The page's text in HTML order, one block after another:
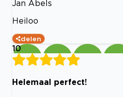
Jan Abels
Heiloo
delen
10
Helemaal perfect!